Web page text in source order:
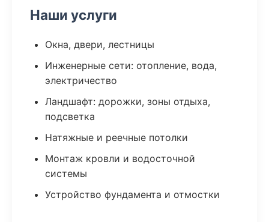
Наши услуги
Окна, двери, лестницы
Инженерные сети: отопление, вода,
электричество
Ландшафт: дорожки, зоны отдыха,
подсветка
Натяжные и реечные потолки
Монтаж кровли и водосточной
системы
Устройство фундамента и отмостки